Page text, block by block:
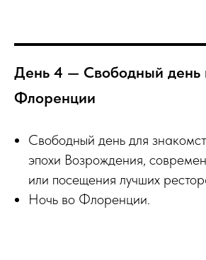
День 4 — Свободный день
Флоренции
Свободный день для
эпохи Возрождения,
или посещения лучших
Ночь во Флоренции.